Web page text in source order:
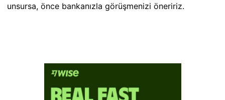
unsursa, önce bankanızla görüşmenizi öneririz.